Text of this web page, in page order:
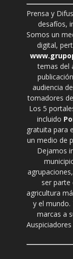
Prensa y
desafíos,
Somos un
digital,
temas del
audiencia
tomadores
Los 5
incluido
gratuita para
un medio de
Dejamos
ser parte
agricultura
y el
marcas a